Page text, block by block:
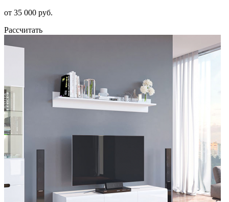
от 35 000 руб.
Рассчитать